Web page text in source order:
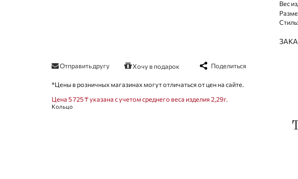
Вес
Стиль:
Отправить другу Хочу в подарок Поделиться
*Цены в розничных магазинах могут отличаться от цен на сайте.
Цена 5 725 ₸ указана с учетом среднего веса изделия 2,29г.
Кольцо